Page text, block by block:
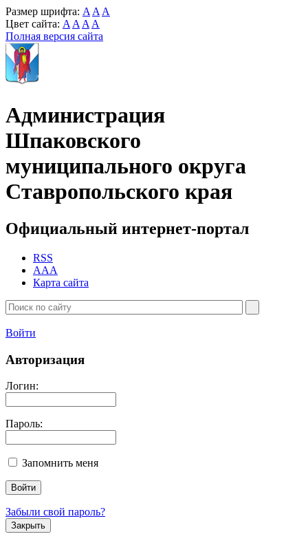
Размер шрифта: A A A
Цвет сайта: A A A A
Полная версия сайта
Администрация
Шпаковского
муниципального округа
Ставропольского края
Официальный интернет-портал
RSS
AAA
Карта сайта
Войти
Авторизация
Логин:
Пароль:
Запомнить меня
Забыли свой пароль?
Закрыть